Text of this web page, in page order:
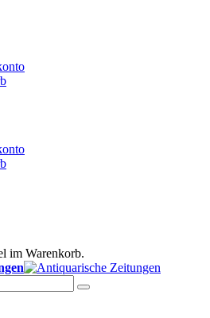
im Warenkorb.